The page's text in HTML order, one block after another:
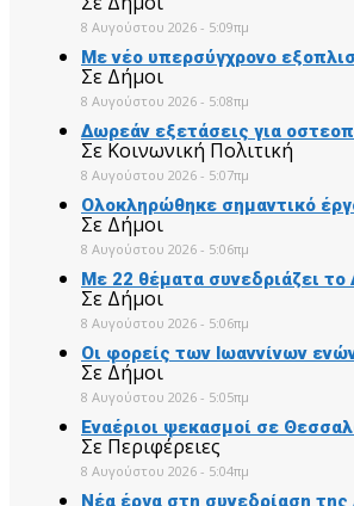
8 Αυγούστου 2026 - 5:09πμ
Με νέο υπερσύγχρονο
Σε Δήμοι
8 Αυγούστου 2026 - 5:08πμ
Δωρεάν εξετάσεις για
Σε Κοινωνική Πολιτική
8 Αυγούστου 2026 - 5:07πμ
Ολοκληρώθηκε σημαντικό
Σε Δήμοι
8 Αυγούστου 2026 - 5:06πμ
Με 22 θέματα συνεδριάζει
Σε Δήμοι
8 Αυγούστου 2026 - 5:06πμ
Οι φορείς των Ιωαννίνων
Σε Δήμοι
8 Αυγούστου 2026 - 5:05πμ
Εναέριοι ψεκασμοί σε
Σε Περιφέρειες
8 Αυγούστου 2026 - 5:04πμ